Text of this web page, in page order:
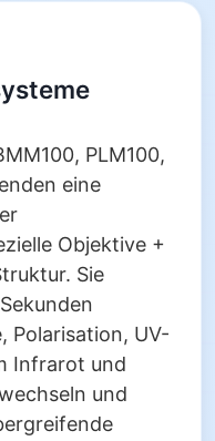
PLM100,
eine
Objektive +
Sie
Polarisation, UV-
Infrarot und
und